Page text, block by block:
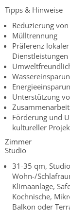
Tipps & Hinweise
Reduzierung
Mülltrennung
Präferenz
Unterstützung
Förderung und
kultureller
Zimmer
Studio
31-35 qm,
Wohn-/
Klimaanlage,
Kochnische,
Balkon oder